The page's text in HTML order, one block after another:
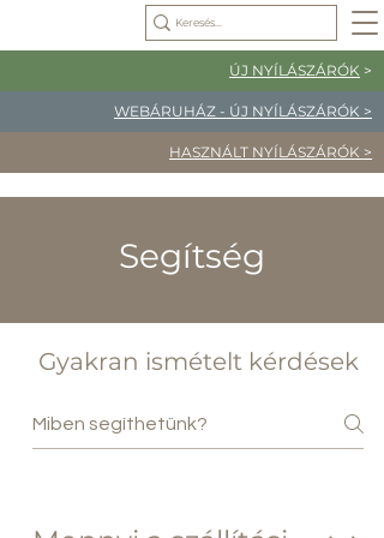
ÚJ NYÍLÁSZÁRÓK >
WEBÁRUHÁZ - ÚJ NYÍLÁSZÁRÓK >
HASZNÁLT NYÍLÁSZÁRÓK >
Segítség
Gyakran ismételt kérdések